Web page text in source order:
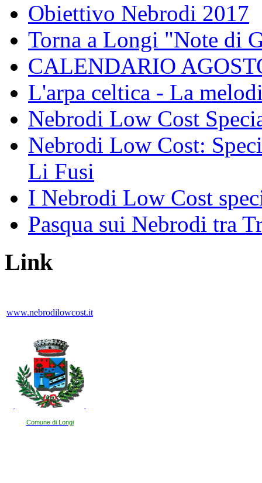
Obiettivo Nebrodi 2017
Torna a Longi "Note di
CALENDARIO
L'arpa celtica - La
Nebrodi Low Cost
Nebrodi Low Cost:
Li Fusi
I Nebrodi Low Cost
Pasqua sui Nebrodi tra
Link
www.nebrodilowcost.it
Comune di Longi